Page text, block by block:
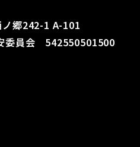
郷242-1 A-101
委員会 542550501500